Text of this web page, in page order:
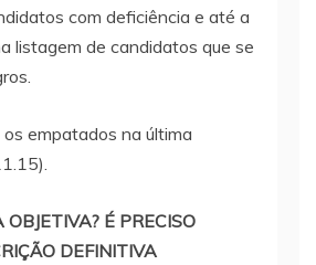
com deficiência e até a
listagem de candidatos que se
os empatados na última
É PRECISO
DEFINITIVA